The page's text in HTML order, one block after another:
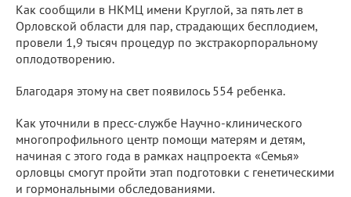
Как сообщили в НКМЦ имени Круглой, за пять лет в
Орловской области для пар, страдающих бесплодием,
провели 1,9 тысяч процедур по экстракорпоральному
оплодотворению.
Благодаря этому на свет появилось 554 ребенка.
Как уточнили в пресс-службе Научно-клинического
многопрофильного центр помощи матерям и детям,
начиная с этого года в рамках нацпроекта «Семья»
орловцы смогут пройти этап подготовки с генетическими
и гормональными обследованиями.